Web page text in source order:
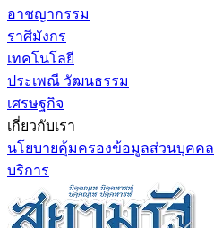
อาชญากรรม
ราศีมังกร
เทคโนโลยี
ประเพณี วัฒนธรรม
เศรษฐกิจ
เกี่ยวกับเรา
นโยบายคุ้มครองข้อมูลส่วนบุคคล
บริการ